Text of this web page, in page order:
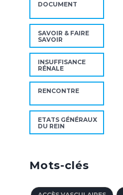
DOCUMENT
SAVOIR & FAIRE
SAVOIR
INSUFFISANCE
RÉNALE
RENCONTRE
ETATS GÉNÉRAUX
DU REIN
Mots-clés